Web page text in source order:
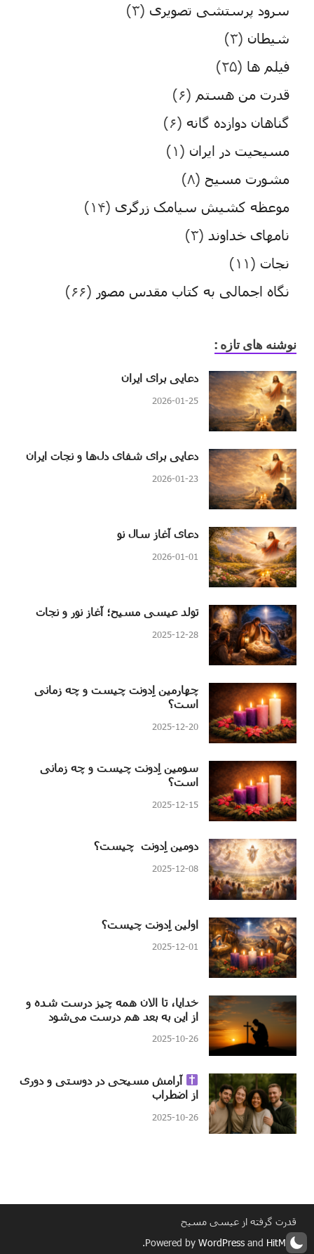
سرود پرستشی تصویری (۳)
شیطان (۳)
فیلم ها (۲۵)
قدرت من هستم (۶)
گناهان دوازده گانه (۶)
مسیحیت در ایران (۱)
مشورت مسیح (۸)
موعظه کشیش سیامک زرگری (۱۴)
نامهای خداوند (۳)
نجات (۱۱)
نگاه اجمالی به کتاب مقدس مصور (۶۶)
نوشنه های تازه :
دعایی برای ایران
2026-01-25
دعایی برای شفای دل‌ها و نجات ایران
2026-01-23
دعای آغاز سال نو
2026-01-01
تولد عیسی مسیح؛ آغاز نور و نجات
2025-12-28
چهارمین اِدونت چیست و چه زمانی
است؟
2025-12-20
سومین اِدونت چیست و چه زمانی
است؟
2025-12-15
دومین اِدونت چیست؟
2025-12-08
اولین اِدونت چیست؟
2025-12-01
خدایا، تا الان همه چیز درست شده و
از این به بعد هم درست می‌شود
2025-10-26
آرامش مسیحی در دوستی و دوری
از اضطراب
2025-10-26
قدرت گرفته از عیسی مسیح
Powered by WordPress and HitMag
.